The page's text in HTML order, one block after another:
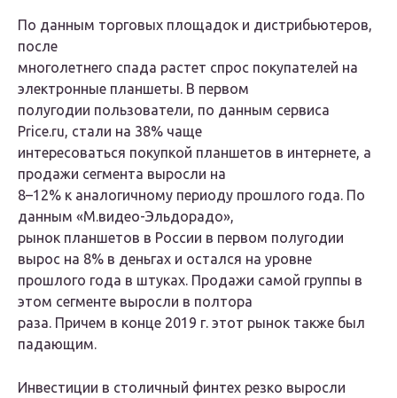
По данным торговых площадок и дистрибьютеров,
после
многолетнего спада растет спрос покупателей на
электронные планшеты. В первом
полугодии пользователи, по данным сервиса
Price.ru, стали на 38% чаще
интересоваться покупкой планшетов в интернете, а
продажи сегмента выросли на
8–12% к аналогичному периоду прошлого года. По
данным «М.видео-Эльдорадо»,
рынок планшетов в России в первом полугодии
вырос на 8% в деньгах и остался на уровне
прошлого года в штуках. Продажи самой группы в
этом сегменте выросли в полтора
раза. Причем в конце 2019 г. этот рынок также был
падающим.
Инвестиции в столичный финтех резко выросли